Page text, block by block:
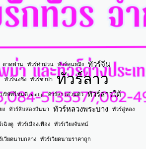
ตาดฟาน ทัวร์คำม่วน ทัวร์คุนหมิง ทัวร์จีน
ทัวร์ฉงชิ่ง ทัวร์ซาปา ทัวร์ลาว
ริษัทไหนดี pantip ทัวร์ลาวส่วนตัว ทัวร์ลาวใต้
ง ทัวร์สิบสองปันนา ทัวร์หลวงพระบาง ทัวร์อู่หลง
เฉิงตู ทัวร์เมืองเฟือง ทัวร์เวียงจันทน์
เวียดนามกลาง ทัวร์เวียดนามราคาถูก